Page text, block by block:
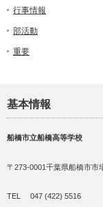
行事情報
部活動
重要
基本情報
船橋市立船橋高等学校
〒273-0001千葉県船橋市市
TEL 047 (422) 5516